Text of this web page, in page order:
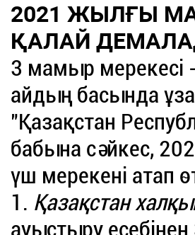
2021 ЖЫЛҒЫ
ҚАЛАЙ
3 мамыр мерекесі
айдың басында
"Қазақстан
бабына сәйкес,
үш мерекені атап
1. Қазақстан
ауыстыру